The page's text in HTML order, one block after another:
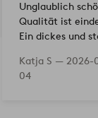
Unglaublich
Qualität ist
Ein dickes und
restliche Leben
Katja S — 2026-
04